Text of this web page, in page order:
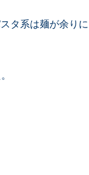
タ系は麺が余り